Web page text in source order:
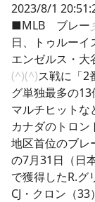
2023/8/1
■MLB ブレー
日、トゥルーイ
エンゼルス・大
(^)(^)ス戦に「2
グ単独最多の
マルチヒットな
カナダのトロン
地区首位のブレ
の7月31日（日
で獲得したR.グ
CJ・クロン（